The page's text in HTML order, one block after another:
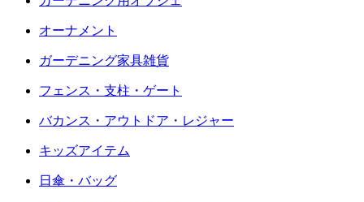
オーナメント
ガーデニング家具雑貨
フェンス・支柱・ゲート
バカンス・アウトドア・レジャー
キッズアイテム
日傘・バッグ